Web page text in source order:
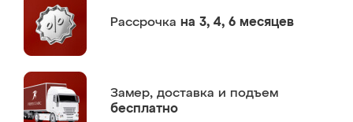
Рассрочка на 3, 4, 6 месяцев
Замер, доставка и подъем
бесплатно